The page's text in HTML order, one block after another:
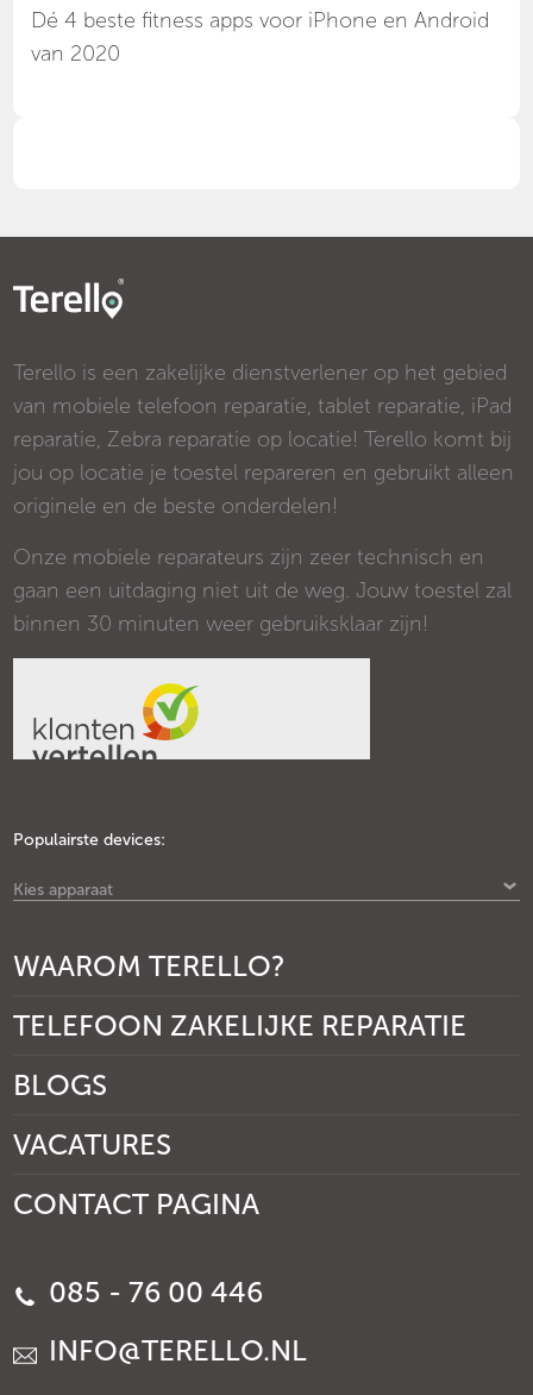
Dé 4 beste fitness apps voor iPhone en Android
van 2020
Terello is een zakelijke dienstverlener op het gebied
van mobiele telefoon reparatie, tablet reparatie, iPad
reparatie, Zebra reparatie op locatie! Terello komt bij
jou op locatie je toestel repareren en gebruikt alleen
originele en de beste onderdelen!
Onze mobiele reparateurs zijn zeer technisch en
gaan een uitdaging niet uit de weg. Jouw toestel zal
binnen 30 minuten weer gebruiksklaar zijn!
Populairste devices:
Kies apparaat
WAAROM TERELLO?
TELEFOON ZAKELIJKE REPARATIE
BLOGS
VACATURES
CONTACT PAGINA
085 - 76 00 446
INFO@TERELLO.NL